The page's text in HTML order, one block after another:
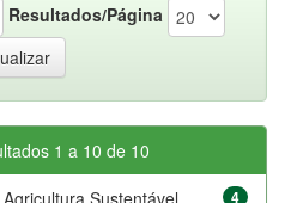
Resultados/Página
1 a 10 de 10
Sustentável
4